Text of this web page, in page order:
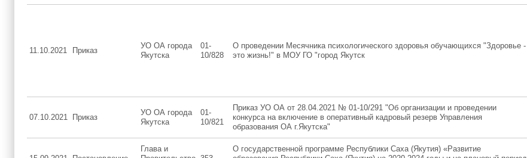
11.10.2021 Приказ
УО ОА города
Якутска
01-
10/828
О проведении Месячника психологического здоровья обучающихся "Здоровье -
это жизнь!" в МОУ ГО "город Якутск
07.10.2021 Приказ
УО ОА города
Якутска
01-
10/821
Приказ УО ОА от 28.04.2021 № 01-10/291 "Об организации и проведении
конкурса на включение в оперативный кадровый резерв Управления
образования ОА г.Якутска"
Глава и
О государственной программе Республики Саха (Якутия) «Развитие